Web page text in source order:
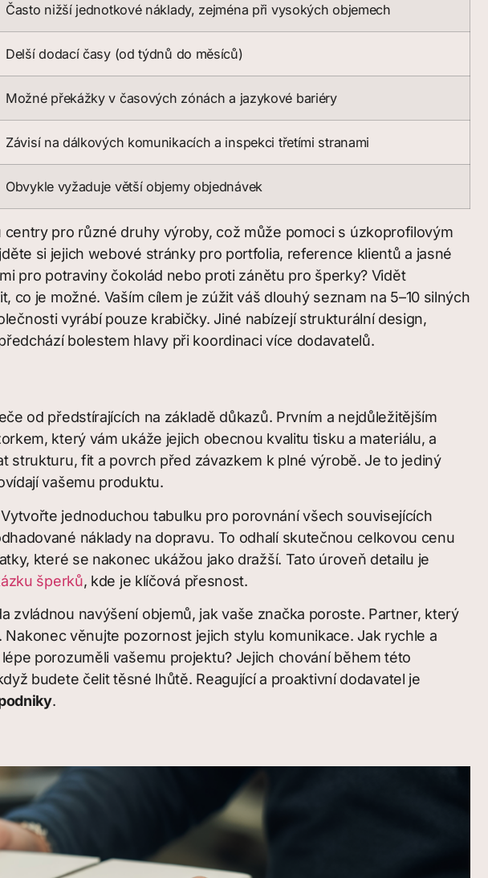
Často nižší jednotkové náklady, zejména při vysokých objemech
Delší dodací časy (od týdnů do měsíců)
Možné překážky v časových zónách a jazykové bariéry
Závisí na dálkových komunikacích a inspekci třetími stranami
Obvykle vyžaduje větší objemy objednávek
pro různé druhy výroby, což může pomoci s úzkoprofilovým
si jejich webové stránky pro portfolia, reference klientů a jasné
pro potraviny čokolád nebo proti zánětu pro šperky? Vidět
co je možné. Vaším cílem je zúžit váš dlouhý seznam na 5–10 silných
vyrábí pouze krabičky. Jiné nabízejí strukturální design,
bolestem hlavy při koordinaci více dodavatelů.
od předstírajících na základě důkazů. Prvním a nejdůležitějším
který vám ukáže jejich obecnou kvalitu tisku a materiálu, a
fit a povrch před závazkem k plné výrobě. Je to jediný
vašemu produktu.
jednoduchou tabulku pro porovnání všech souvisejících
náklady na dopravu. To odhalí skutečnou celkovou cenu
které se nakonec ukážou jako dražší. Tato úroveň detailu je
šperků, kde je klíčová přesnost.
zvládnou navýšení objemů, jak vaše značka poroste. Partner, který
věnujte pozornost jejich stylu komunikace. Jak rychle a
porozuměli vašemu projektu? Jejich chování během této
budete čelit těsné lhůtě. Reagující a proaktivní dodavatel je
.